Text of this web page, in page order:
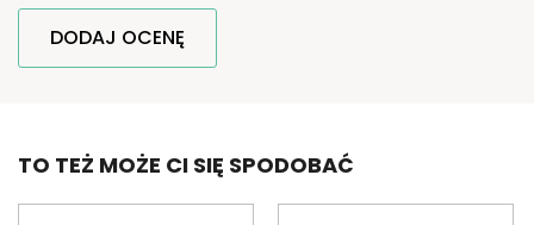
DODAJ OCENĘ
TO TEŻ MOŻE CI SIĘ SPODOBAĆ